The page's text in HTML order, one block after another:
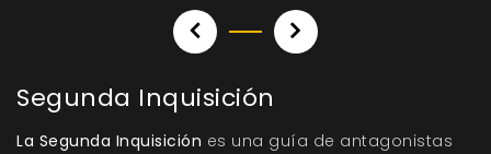
Segunda Inquisición
La Segunda Inquisición es una guía de antagonistas